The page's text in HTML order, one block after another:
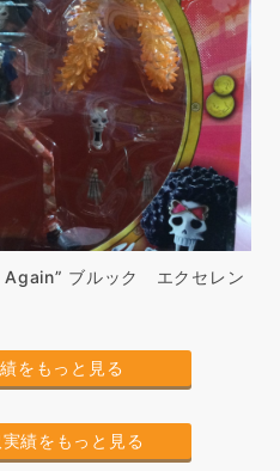
ブルック エクセレン
をもっと見る
績をもっと見る